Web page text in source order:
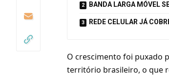
BANDA LARGA MÓVEL
REDE CELULAR JÁ
O crescimento foi puxado
território brasileiro, o que